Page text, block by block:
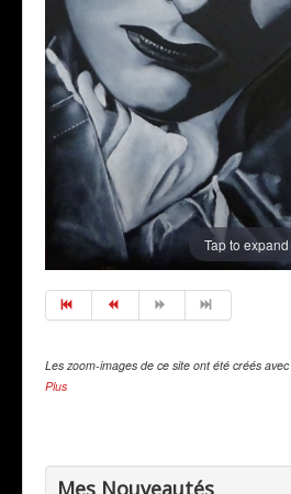
Tap to expand
Les zoom-images de ce site ont été créés avec
Plus
Mes Nouveautés